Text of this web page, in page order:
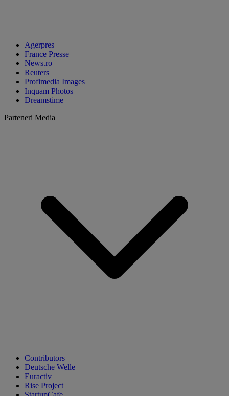
Agerpres
France Presse
News.ro
Reuters
Profimedia Images
Inquam Photos
Dreamstime
Parteneri Media
Contributors
Deutsche Welle
Euractiv
Rise Project